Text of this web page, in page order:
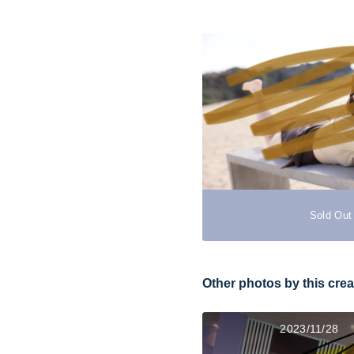
Sold Out
Other photos by this
2023/11/28